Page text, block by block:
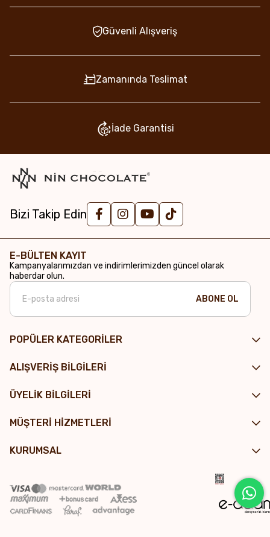
Güvenli Alışveriş
Zamanında Teslimat
İade Garantisi
Bizi Takip Edin
POPÜLER KATEGORİLER
ALIŞVERİŞ BİLGİLERİ
ÜYELİK BİLGİLERİ
MÜŞTERİ HİZMETLERİ
KURUMSAL
E-BÜLTEN KAYIT
Kampanyalarımızdan ve indirimlerimizden güncel olarak
haberdar olun.
ABONE OL